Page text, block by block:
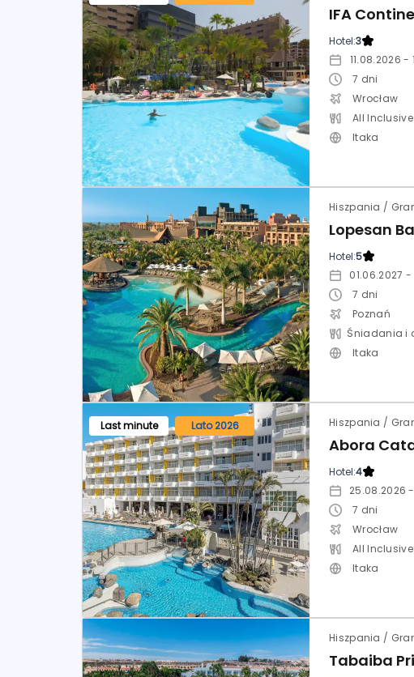
Hotel:3
7 dni
Wrocław
All Inclusive
Itaka
Hotel:5
7 dni
Poznań
Itaka
Last minute Lato 2026
Hotel:4
7 dni
Wrocław
All Inclusive
Itaka